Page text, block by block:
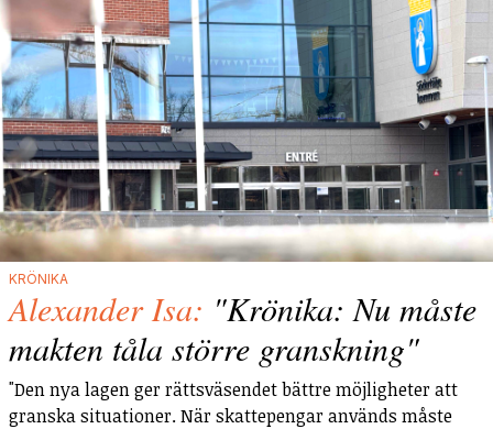
KRÖNIKA
Alexander Isa: "Krönika: Nu måste
makten tåla större granskning"
"Den nya lagen ger rättsväsendet bättre möjligheter att
granska situationer. När skattepengar används måste